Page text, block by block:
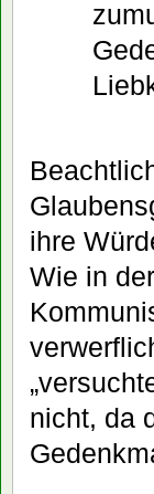
ihre
Wie in
nicht, da